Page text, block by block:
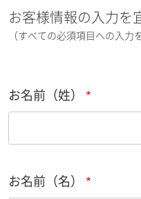
お客様情報の入力を
（すべての必須項目への入力
お名前（姓）
お名前（名）